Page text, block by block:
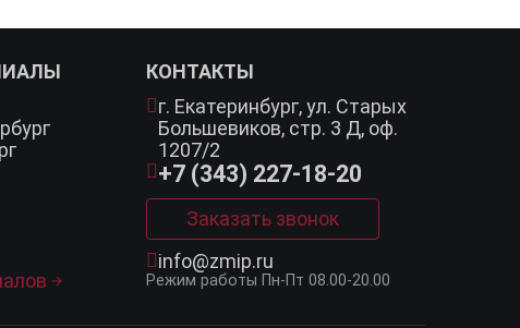
КОНТАКТЫ
г. Екатеринбург,ул. Старых
Большевиков, стр. 3 Д, оф.
1207/2
+7 (343) 227-18-20
Заказать звонок
info@zmip.ru
Режим работы Пн-Пт 08.00-20.00